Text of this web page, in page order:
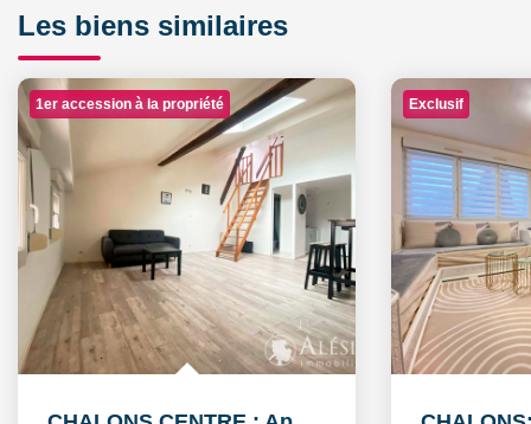
Les biens similaires
1er accession à la propriété Exclusif